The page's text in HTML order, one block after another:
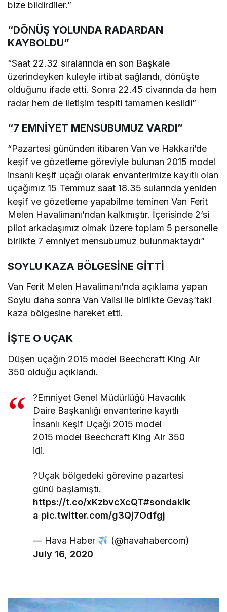
bize bildirdiler.”
“DÖNÜŞ YOLUNDA RADARDAN
KAYBOLDU”
“Saat 22.32 sıralarında en son Başkale
üzerindeyken kuleyle irtibat sağlandı, dönüşte
olduğunu ifade etti. Sonra 22.45 civarında da hem
radar hem de iletişim tespiti tamamen kesildi”
“7 EMNİYET MENSUBUMUZ VARDI”
“Pazartesi gününden itibaren Van ve Hakkari’de
keşif ve gözetleme göreviyle bulunan 2015 model
insanlı keşif uçağı olarak envanterimize kayıtlı olan
uçağımız 15 Temmuz saat 18.35 sularında yeniden
keşif ve gözetleme yapabilme teminen Van Ferit
Melen Havalimanı’ndan kalkmıştır. İçerisinde 2’si
pilot arkadaşımız olmak üzere toplam 5 personelle
birlikte 7 emniyet mensubumuz bulunmaktaydı”
SOYLU KAZA BÖLGESİNE GİTTİ
Van Ferit Melen Havalimanı’nda açıklama yapan
Soylu daha sonra Van Valisi ile birlikte Gevaş’taki
kaza bölgesine hareket etti.
İŞTE O UÇAK
Düşen uçağın 2015 model Beechcraft King Air
350 olduğu açıklandı.
?Emniyet Genel Müdürlüğü Havacılık
Daire Başkanlığı envanterine kayıtlı
İnsanlı Keşif Uçağı 2015 model
2015 model Beechcraft King Air 350
idi.
?Uçak bölgedeki görevine pazartesi
günü başlamıştı.
https://t.co/xKzbvcXcQT#sondakik
a pic.twitter.com/g3Qj7Odfgj
— Hava Haber
(@havahabercom)
July 16, 2020